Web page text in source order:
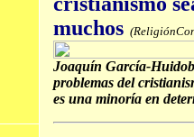
muchos
Joaquín García-
problemas del
es una minoría en